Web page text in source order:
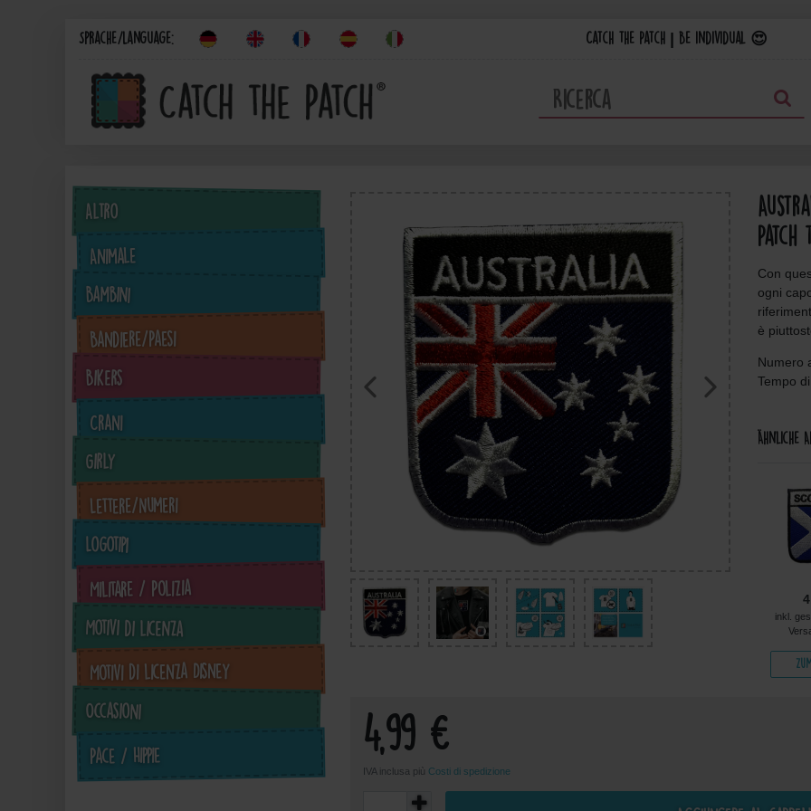
Sprache/Language: Catch the Patch | Be individual 😍
Altro
Animale
Bambini
Bandiere/Paesi
Bikers
Crani
Girly
Lettere/Numeri
Logotipi
Militare / Polizia
Motivi di licenza
Motivi di licenza Disney
Occasioni
Pace / Hippie
Patch
Con
ogni
è
Numero
Tempo
Ähnliche
4,99 €
Versandkosten
Zum Artikel
4,99 €
inkl. ges. MwSt. zzgl.
Versandkosten
5,49 €
inkl. ges. MwSt. zzgl.
Versandkosten
inkl.
4,99 €
IVA inclusa più Costi di spedizione